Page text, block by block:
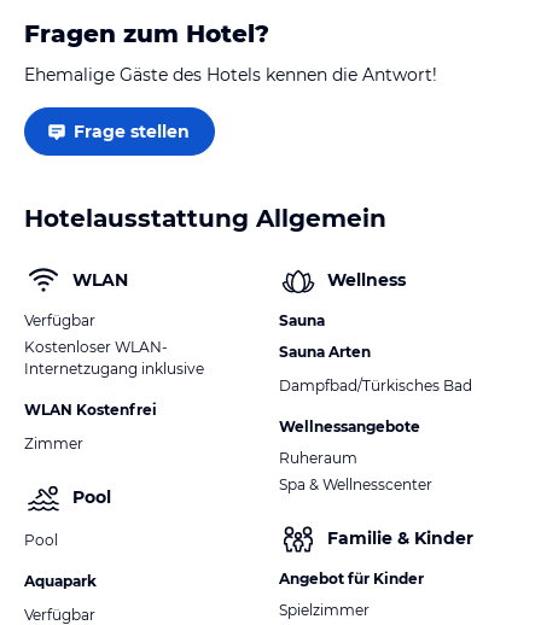
Fragen zum Hotel?
Ehemalige Gäste des Hotels kennen die Antwort!
Frage stellen
Hotelausstattung Allgemein
WLAN
Verfügbar
Kostenloser WLAN-
Internetzugang inklusive
WLAN Kostenfrei
Zimmer
Pool
Pool
Aquapark
Verfügbar
Wellness
Sauna
Sauna Arten
Dampfbad/Türkisches Bad
Wellnessangebote
Ruheraum
Spa & Wellnesscenter
Familie & Kinder
Angebot für Kinder
Spielzimmer